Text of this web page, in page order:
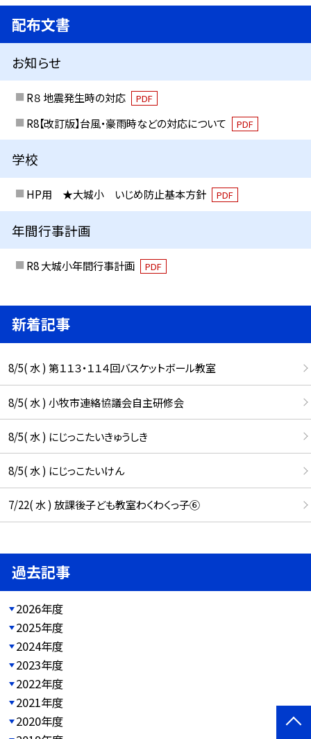
配布文書
お知らせ
R８ 地震発生時の対応 PDF
R8【改訂版】台風・豪雨時などの対応について PDF
学校
HP用 ★大城小 いじめ防止基本方針 PDF
年間行事計画
R8 大城小年間行事計画 PDF
新着記事
8/5( 水 ) 第１１３・１１４回バスケットボール教室
8/5( 水 ) 小牧市連絡協議会自主研修会
8/5( 水 ) にじっこたいきゅうしき
8/5( 水 ) にじっこたいけん
7/22( 水 ) 放課後子ども教室わくわくっ子⑥
過去記事
2026年度
2025年度
2024年度
2023年度
2022年度
2021年度
2020年度